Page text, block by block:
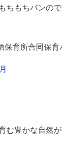
もちもちパンの
保育所合同保育
む豊かな自